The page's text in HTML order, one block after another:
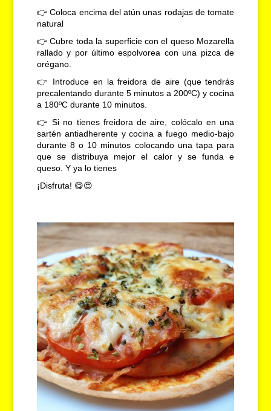
👉 Coloca encima del atún unas rodajas de tomate
natural
👉 Cubre toda la superficie con el queso Mozarella
rallado y por último espolvorea con una pizca de
orégano.
👉 Introduce en la freidora de aire (que tendrás
precalentando durante 5 minutos a 200ºC) y cocina
a 180ºC durante 10 minutos.
👉 Si no tienes freidora de aire, colócalo en una
sartén antiadherente y cocina a fuego medio-bajo
durante 8 o 10 minutos colocando una tapa para
que se distribuya mejor el calor y se funda e
queso. Y ya lo tienes
¡Disfruta! 😋😍